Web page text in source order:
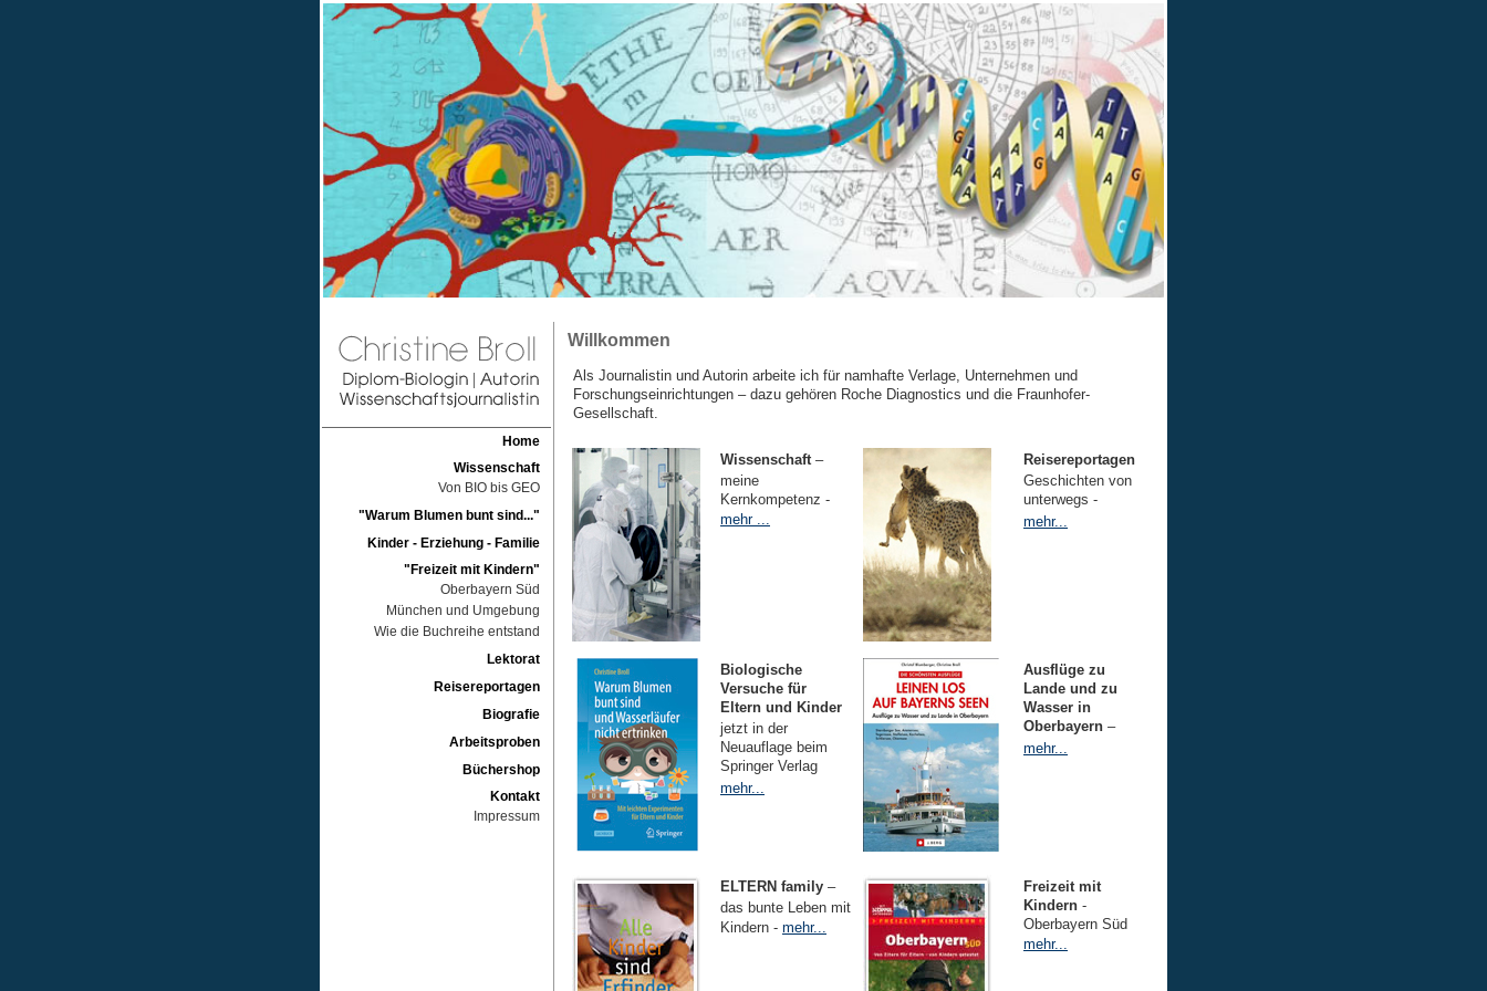
Home
Wissenschaft
Von BIO bis GEO
"Warum Blumen bunt sind..."
Kinder - Erziehung - Familie
"Freizeit mit Kindern"
Oberbayern Süd
München und Umgebung
Wie die Buchreihe entstand
Lektorat
Reisereportagen
Biografie
Arbeitsproben
Büchershop
Kontakt
Impressum
Willkommen
Als Journalistin und Autorin arbeite ich für namhafte Verlage, Unternehmen und
Forschungseinrichtungen – dazu gehören Roche Diagnostics und die Fraunhofer-
Gesellschaft.
Wissenschaft –
meine
Kernkompetenz -
mehr ...
Reisereportagen
Geschichten von
unterwegs -
mehr...
Biologische
Versuche für
Eltern und Kinder
jetzt in der
Neuauflage beim
Springer Verlag
mehr...
Ausflüge zu
Lande und zu
Wasser in
Oberbayern –
mehr...
ELTERN family –
das bunte Leben mit
Kindern - mehr...
Freizeit mit
Kindern -
Oberbayern Süd
mehr...